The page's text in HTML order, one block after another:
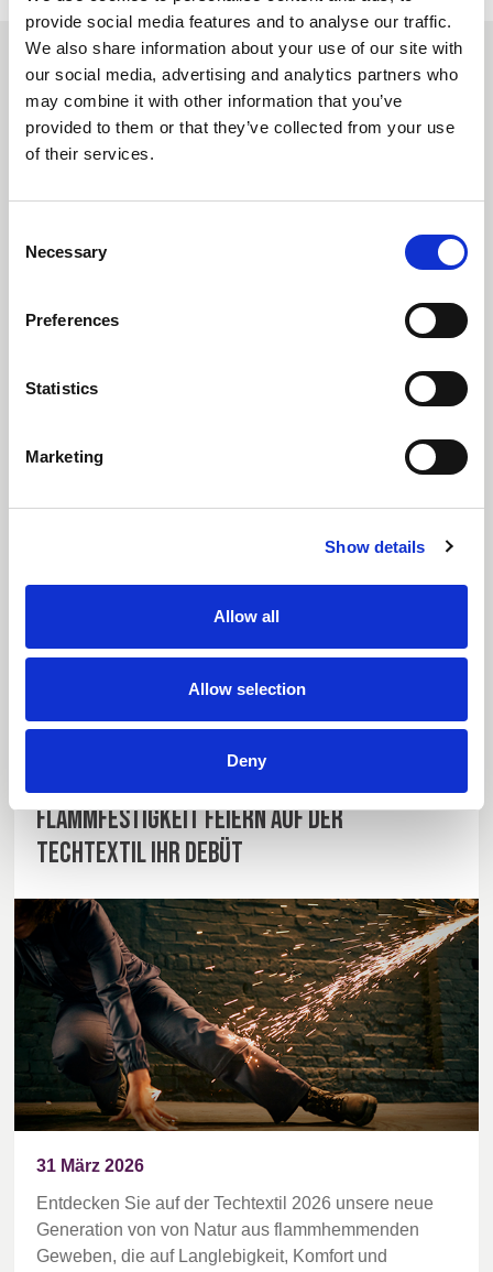
provide social media features and to analyse our traffic.
We also share information about your use of our site with
our social media, advertising and analytics partners who
may combine it with other information that you’ve
provided to them or that they’ve collected from your use
of their services.
Selection
Necessary
Preferences
Statistics
Marketing
Show details
Allow all
Allow selection
Deny
Empfohlene Lektüre
den verantwortungsvollen Umgang mit Wasser,
Initiativen zur Kreislaufwirtschaft sowie eine
Weltneuheit: Mischgewebe mit inhärenter
Flammfestigkeit feiern auf der
Techtextil ihr Debüt
31 März 2026
Entdecken Sie auf der Techtextil 2026 unsere neue
Generation von von Natur aus flammhemmenden
Geweben, die auf Langlebigkeit, Komfort und